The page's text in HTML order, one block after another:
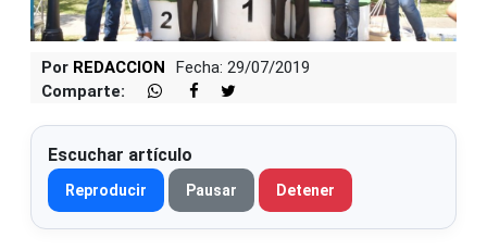
Por REDACCION
Fecha: 29/07/2019
Comparte:
Escuchar artículo
Reproducir Pausar Detener